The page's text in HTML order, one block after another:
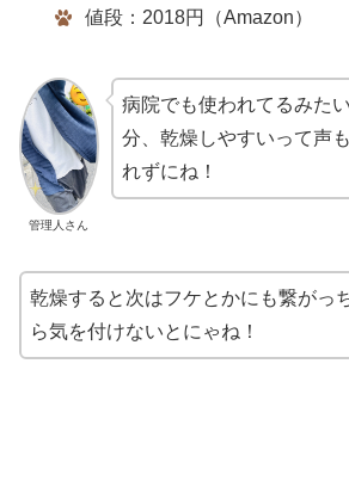
値段：2018円（Amazon）
管理人さん
病院でも使われてるみた
分、乾燥しやすいって声
れずにね！
乾燥すると次はフケとかにも繋がっ
ら気を付けないとにゃね！